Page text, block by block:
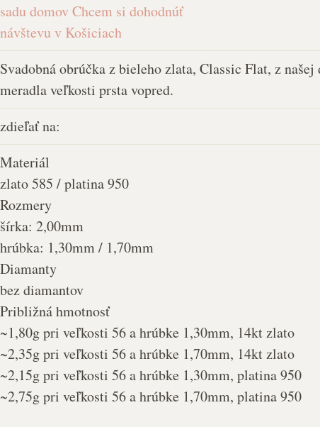
sadu domov Chcem si dohodnúť
návštevu v Košiciach
Svadobná obrúčka z bieleho zlata, Classic Flat, z
meradla veľkosti prsta vopred.
zdieľať na:
Materiál
zlato 585 / platina 950
Rozmery
šírka: 2,00mm
hrúbka: 1,30mm / 1,70mm
Diamanty
bez diamantov
Približná hmotnosť
~1,80g pri veľkosti 56 a hrúbke 1,30mm, 14kt zlato
~2,35g pri veľkosti 56 a hrúbke 1,70mm, 14kt zlato
~2,15g pri veľkosti 56 a hrúbke 1,30mm, platina 950
~2,75g pri veľkosti 56 a hrúbke 1,70mm, platina 950